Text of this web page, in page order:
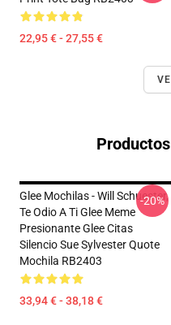
22,95 € - 27,55 €
Glee Mochilas - Will Schuester,
Te Odio A Ti Glee Meme
Presionante Glee Citas
Silencio Sue Sylvester Quote
Mochila RB2403
33,94 € - 38,18 €
-20%